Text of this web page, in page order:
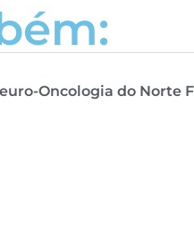
Oncologia do Norte